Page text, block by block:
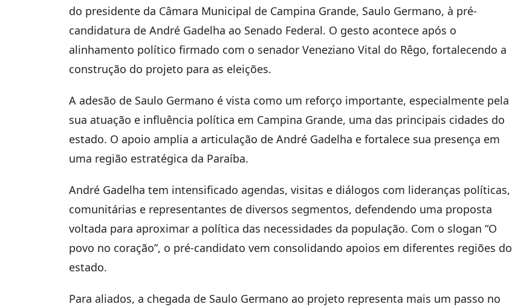
do presidente da Câmara Municipal de Campina Grande, Saulo Germano, à pré-
candidatura de André Gadelha ao Senado Federal. O gesto acontece após o
alinhamento político firmado com o senador Veneziano Vital do Rêgo, fortalecendo a
construção do projeto para as eleições.
A adesão de Saulo Germano é vista como um reforço importante, especialmente pela
sua atuação e influência política em Campina Grande, uma das principais cidades do
estado. O apoio amplia a articulação de André Gadelha e fortalece sua presença em
uma região estratégica da Paraíba.
André Gadelha tem intensificado agendas, visitas e diálogos com lideranças políticas,
comunitárias e representantes de diversos segmentos, defendendo uma proposta
voltada para aproximar a política das necessidades da população. Com o slogan “O
povo no coração”, o pré-candidato vem consolidando apoios em diferentes regiões do
estado.
Para aliados, a chegada de Saulo Germano ao projeto representa mais um passo no